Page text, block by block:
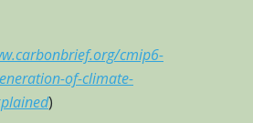
cmip6-
of-climate-
)